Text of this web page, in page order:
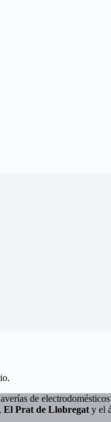
de
, El Prat de Llobregat y el